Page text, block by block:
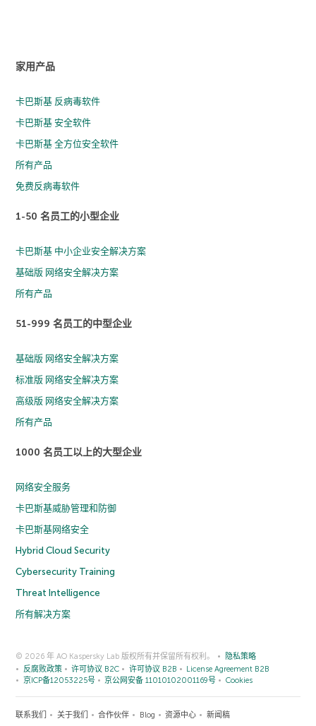
家用产品
卡巴斯基 反病毒软件
卡巴斯基 安全软件
卡巴斯基 全方位安全软件
所有产品
免费反病毒软件
1-50 名员工的小型企业
卡巴斯基 中小企业安全解决方案
基础版 网络安全解决方案
所有产品
51-999 名员工的中型企业
基础版 网络安全解决方案
标准版 网络安全解决方案
高级版 网络安全解决方案
所有产品
1000 名员工以上的大型企业
网络安全服务
卡巴斯基威胁管理和防御
卡巴斯基网络安全
Hybrid Cloud Security
Cybersecurity Training
Threat Intelligence
所有解决方案
© 2026 年 AO Kaspersky Lab 版权所有并保留所有权利。
隐私策略
反腐败政策
许可协议 B2C 许可协议 B2B
License Agreement B2B
京ICP备12053225号
京公网安备 11010102001169号 Cookies
联系我们 关于我们 合作伙伴 Blog 资源中心 新闻稿